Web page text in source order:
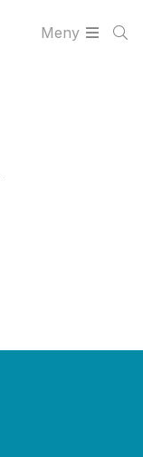
Meny